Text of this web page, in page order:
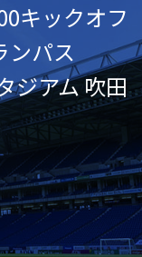
キックオフ
ンパス
ジアム 吹田